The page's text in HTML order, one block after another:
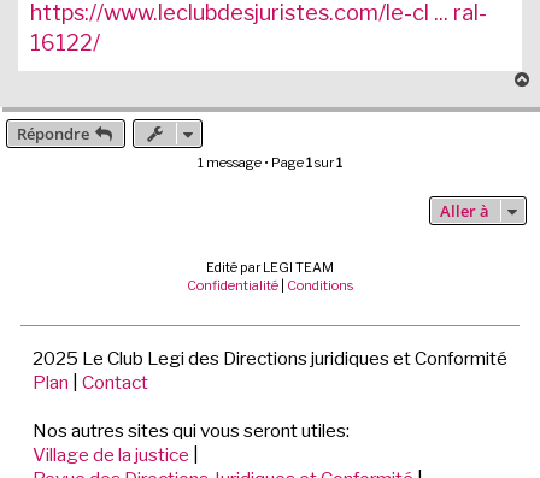
https://www.leclubdesjuristes.com/le-cl ... ral-
16122/
u
Répondre
1 message • Page1sur1
Aller à
Edité par LEGI TEAM
Confidentialité | Conditions
2025 Le Club Legi des Directions juridiques et Conformité
Plan
Contact
Nos autres sites qui vous seront utiles:
Village de la justice